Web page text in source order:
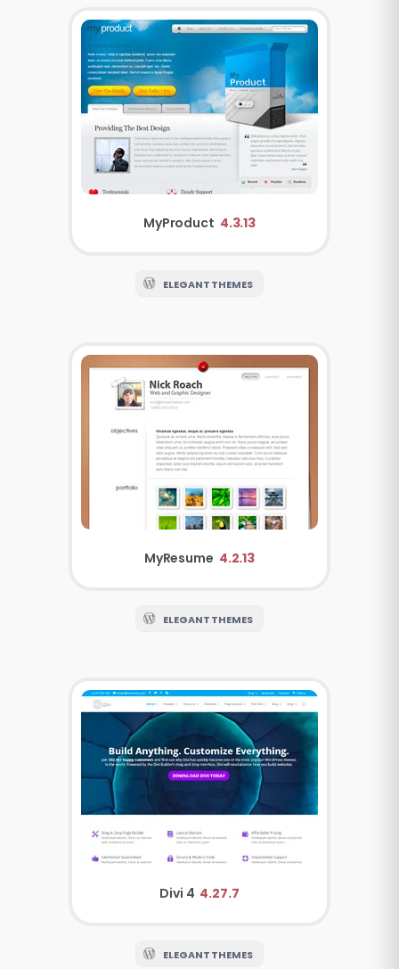
MyProduct 4.3.13
ELEGANT THEMES
MyResume 4.2.13
ELEGANT THEMES
Divi 4 4.27.7
ELEGANT THEMES